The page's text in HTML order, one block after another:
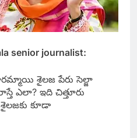
senior journalist:
శైలజ పేరు సెల్జా
ఎలా? ఇది చిత్తూరు
కూడా